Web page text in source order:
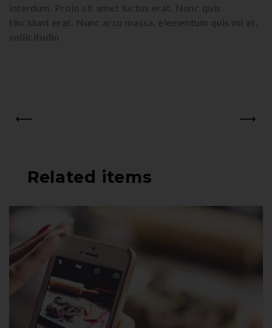
interdum. Proin sit amet luctus erat. Nunc quis
tincidunt erat. Nunc arcu massa, elementum quis mi at,
sollicitudin
PREV NEXT
Related items